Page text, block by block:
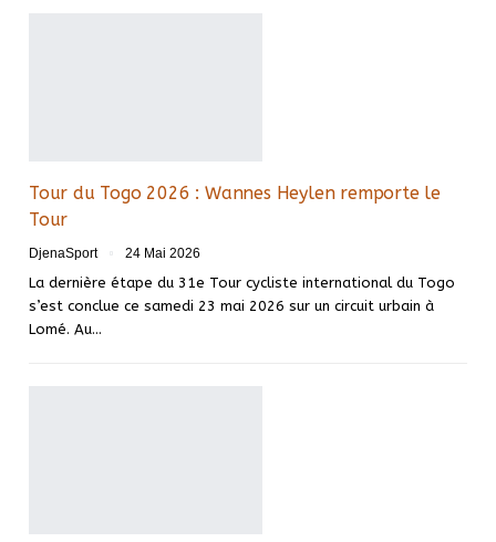
Tour du Togo 2026 : Wannes Heylen remporte le
Tour
DjenaSport 24 Mai 2026
La dernière étape du 31e Tour cycliste international du Togo
s’est conclue ce samedi 23 mai 2026 sur un circuit urbain à
Lomé. Au…